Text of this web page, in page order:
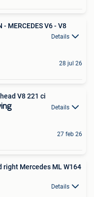
MERCEDES V6 - V8
Details
28 jul 26
V8 221 ci
Details
27 feb 26
right Mercedes ML W164
Details